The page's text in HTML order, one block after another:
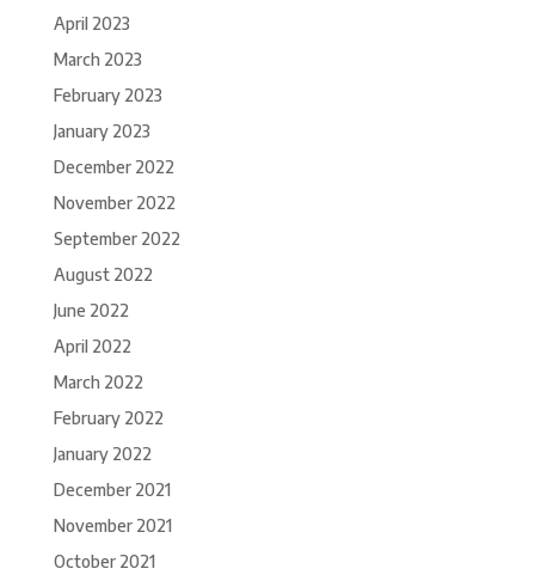
April 2023
March 2023
February 2023
January 2023
December 2022
November 2022
September 2022
August 2022
June 2022
April 2022
March 2022
February 2022
January 2022
December 2021
November 2021
October 2021